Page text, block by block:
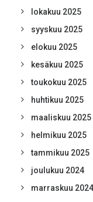
lokakuu 2025
syyskuu 2025
elokuu 2025
kesäkuu 2025
toukokuu 2025
huhtikuu 2025
maaliskuu 2025
helmikuu 2025
tammikuu 2025
joulukuu 2024
marraskuu 2024